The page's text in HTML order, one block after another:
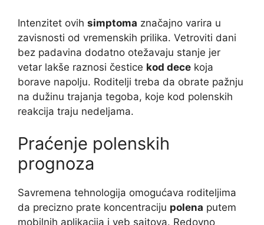
Intenzitet ovih simptoma značajno varira u
zavisnosti od vremenskih prilika. Vetroviti dani
bez padavina dodatno otežavaju stanje jer
vetar lakše raznosi čestice kod dece koja
borave napolju. Roditelji treba da obrate pažnju
na dužinu trajanja tegoba, koje kod polenskih
reakcija traju nedeljama.
Praćenje polenskih
prognoza
Savremena tehnologija omogućava roditeljima
da precizno prate koncentraciju polena putem
mobilnih aplikacija i veb sajtova. Redovno